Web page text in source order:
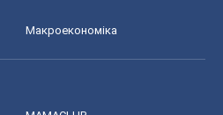
Макроекономіка